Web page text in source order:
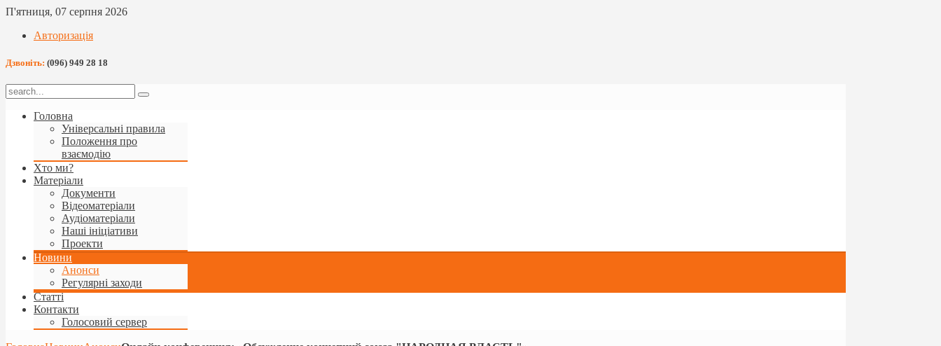
П'ятниця, 07 серпня 2026
Авторизація
Дзвоніть: (096) 949 28 18
Головна
Універсальні правила
Положення про
взаємодію
Хто ми?
Матеріали
Документи
Відеоматеріали
Аудіоматеріали
Наші ініціативи
Проекти
Новини
Анонси
Регулярні заходи
Статті
Контакти
Голосовий сервер